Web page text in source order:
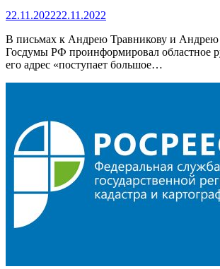
22.11.202222.11.2022
В письмах к Андрею Травникову и
Госдумы РФ проинформировал областное
его адрес «поступает большое…